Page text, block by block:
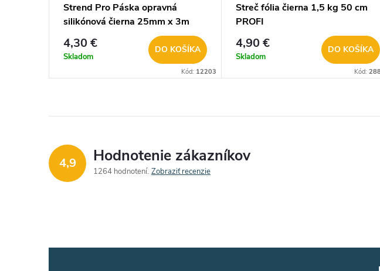
Strend Pro Páska opravná
silikónová čierna 25mm x 3m
2173192
4,30 €
Skladom
DO KOŠÍKA
Kód: 12203
Streč fólia čierna 1,5 kg 50 cm
PROFI
4,90 €
Skladom
DO KOŠÍKA
Kód:
4,9 Hodnotenie zákazníkov
1264 hodnotení Zobraziť recenzie